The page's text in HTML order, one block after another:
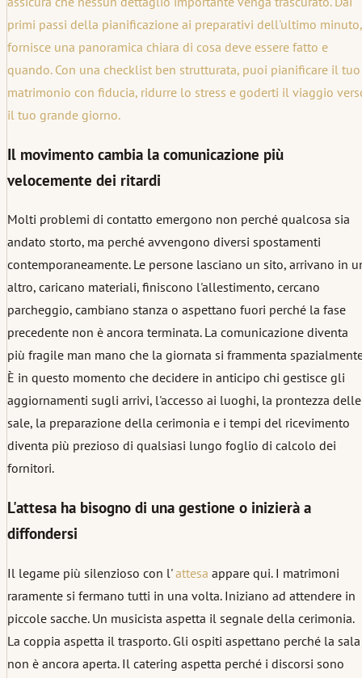
primi passi della pianificazione ai preparativi dell'ultimo minuto,
fornisce una panoramica chiara di cosa deve essere fatto e
quando. Con una checklist ben strutturata, puoi pianificare il tuo
matrimonio con fiducia, ridurre lo stress e goderti il viaggio
il tuo grande giorno.
Il movimento cambia la comunicazione più
velocemente dei ritardi
Molti problemi di contatto emergono non perché qualcosa sia
andato storto, ma perché avvengono diversi spostamenti
contemporaneamente. Le persone lasciano un sito, arrivano in
altro, caricano materiali, finiscono l'allestimento, cercano
parcheggio, cambiano stanza o aspettano fuori perché la fase
precedente non è ancora terminata. La comunicazione diventa
più fragile man mano che la giornata si frammenta
È in questo momento che decidere in anticipo chi gestisce gli
aggiornamenti sugli arrivi, l'accesso ai luoghi, la prontezza delle
sale, la preparazione della cerimonia e i tempi del ricevimento
diventa più prezioso di qualsiasi lungo foglio di calcolo dei
fornitori.
L'attesa ha bisogno di una gestione o inizierà a
diffondersi
Il legame più silenzioso con l'attesa appare qui. I matrimoni
raramente si fermano tutti in una volta. Iniziano ad attendere in
piccole sacche. Un musicista aspetta il segnale della cerimonia.
La coppia aspetta il trasporto. Gli ospiti aspettano perché la sala
non è ancora aperta. Il catering aspetta perché i discorsi sono